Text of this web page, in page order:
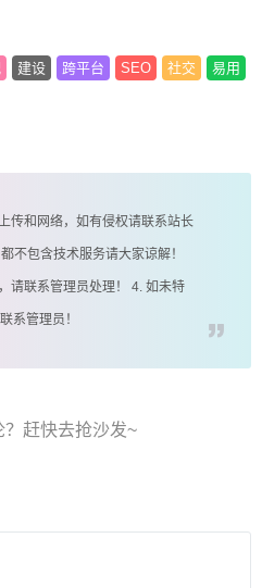
建设 跨平台 SEO 社交 易用
传和网络，如有侵权请联系站长
不包含技术服务请大家谅解！
请联系管理员处理！ 4. 如未特
系管理员！